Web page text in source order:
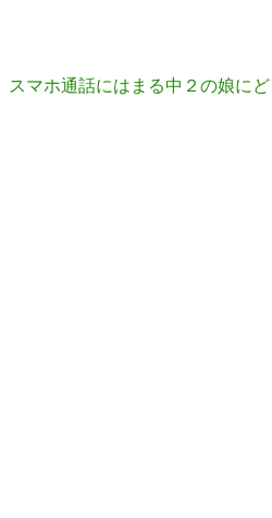
スマホ通話にはまる中２の娘に